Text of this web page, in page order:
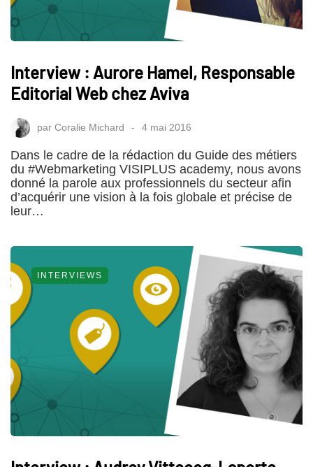
Interview : Aurore Hamel, Responsable
Editorial Web chez Aviva
par Coralie Michard 4 mai 2016
Dans le cadre de la rédaction du Guide des métiers
du #Webmarketing VISIPLUS academy, nous avons
donné la parole aux professionnels du secteur afin
d’acquérir une vision à la fois globale et précise de
leur…
INTERVIEWS